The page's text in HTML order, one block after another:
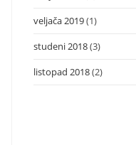
veljača 2019(1)
studeni 2018(3)
listopad 2018(2)